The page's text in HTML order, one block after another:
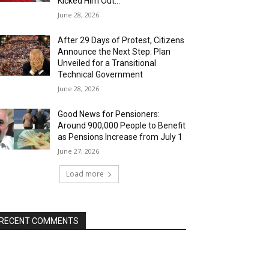
June 28, 2026
After 29 Days of Protest, Citizens
Announce the Next Step: Plan
Unveiled for a Transitional
Technical Government
June 28, 2026
Good News for Pensioners:
Around 900,000 People to Benefit
as Pensions Increase from July 1
June 27, 2026
Load more
COMMENTS